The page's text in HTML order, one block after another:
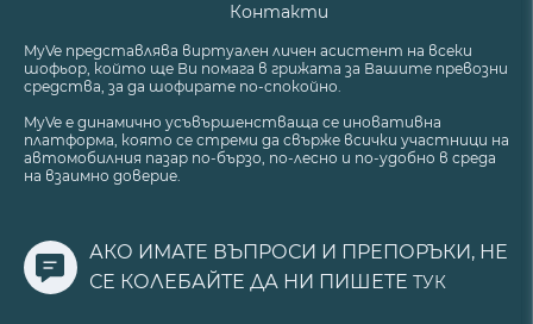
Контакти
MyVe представлява виртуален личен асистент на всеки
шофьор, който ще Ви помага в грижата за Вашите превозни
средства, за да шофирате по-спокойно.
MyVe е динамично усъвършенстваща се иновативна
платформа, която се стреми да свърже всички участници на
автомобилния пазар по-бързо, по-лесно и по-удобно в среда
на взаимно доверие.
АКО ИМАТЕ ВЪПРОСИ И ПРЕПОРЪКИ, НЕ
СЕ КОЛЕБАЙТЕ ДА НИ ПИШЕТЕ ТУК